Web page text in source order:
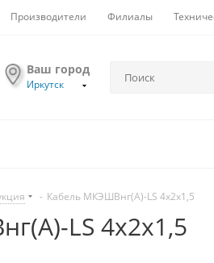
Производители Филиалы
Ваш город
Иркутск
- Кабель МКЭШВнг(А)-LS 4х2х1,5
LS 4х2х1,5